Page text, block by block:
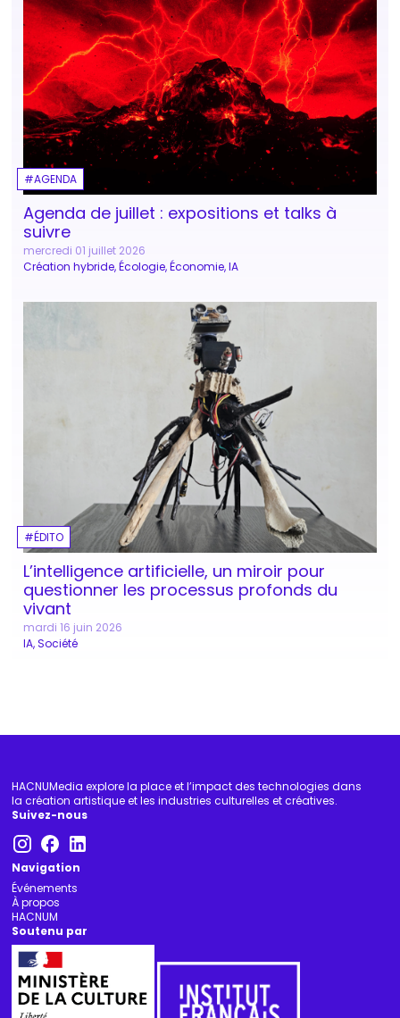
AGENDA
Agenda de juillet : expositions et talks à
suivre
mercredi 01 juillet 2026
Création hybride Écologie Économie IA
ÉDITO
L’intelligence artificielle, un miroir pour
questionner les processus profonds du
vivant
mardi 16 juin 2026
IA Société
HACNUMedia explore la place et l’impact des technologies dans
la création artistique et les industries culturelles et créatives.
Suivez-nous
Navigation
Événements
À propos
HACNUM
Soutenu par